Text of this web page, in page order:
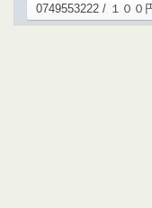
0749553222 / １００